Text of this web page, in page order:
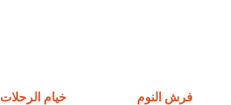
فرش النوم خيام الرحلات